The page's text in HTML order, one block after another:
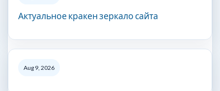
Актуальное кракен зеркало сайта
Aug 9, 2026